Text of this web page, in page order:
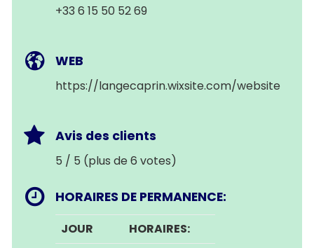
+33 6 15 50 52 69
WEB
https://langecaprin.wixsite.com/website
Avis des clients
5 / 5 (plus de 6 votes)
HORAIRES DE PERMANENCE:
JOUR
HORAIRES: